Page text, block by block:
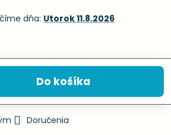
dňa: Utorok11.8.2026
Do košíka
Doručenia